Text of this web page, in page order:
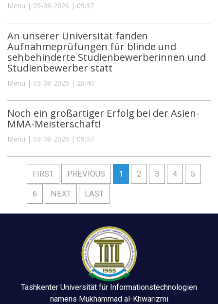
Menu | 05-08-2026 | 09:37
An unserer Universität fanden
Aufnahmeprüfungen für blinde und
sehbehinderte Studienbewerberinnen und
Studienbewerber statt
Menu | 03-08-2026 | 20:40
Noch ein großartiger Erfolg bei der Asien-
MMA-Meisterschaft!
Menu | 03-08-2026 | 09:07
FIRST PREVIOUS 1 2 3 4 5
6 NEXT LAST
Tashkenter Universität für Informationstechnologien
namens Mukhammad al-Khwarizmi